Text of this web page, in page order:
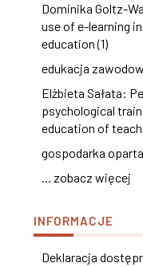
Dominika Goltz-
use of e-learning
education (1)
edukacja
Elżbieta Sałata:
psychological
education of
gospodarka oparta
... zobacz więcej
INFORMACJE
Deklaracja